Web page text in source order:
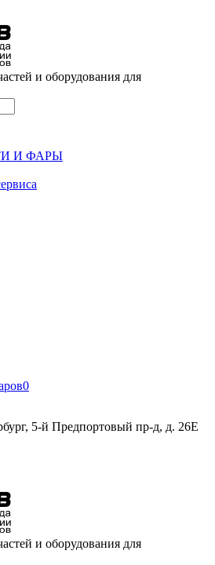
и оборудования для
И ФАРЫ
0
5-й Предпортовый пр-д, д. 26Е
и оборудования для